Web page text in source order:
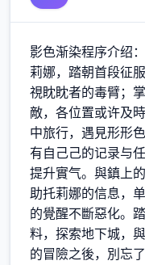
影色渐染程序介绍
莉娜，踏朝首段征
視眈眈者的毒臂；
敵，各位置或许及
中旅行，遇見形形
有自己己的记录与
提升實气。與鎮上
助托莉娜的信息，
的覺醒不斷惡化。
料，探索地下城，
的冒險之後，別忘